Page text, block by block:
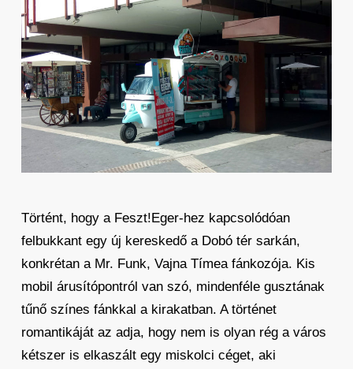
Történt, hogy a Feszt!Eger-hez kapcsolódóan
felbukkant egy új kereskedő a Dobó tér sarkán,
konkrétan a Mr. Funk, Vajna Tímea fánkozója. Kis
mobil árusítópontról van szó, mindenféle gusztának
tűnő színes fánkkal a kirakatban. A történet
romantikáját az adja, hogy nem is olyan rég a város
kétszer is elkaszált egy miskolci céget, aki